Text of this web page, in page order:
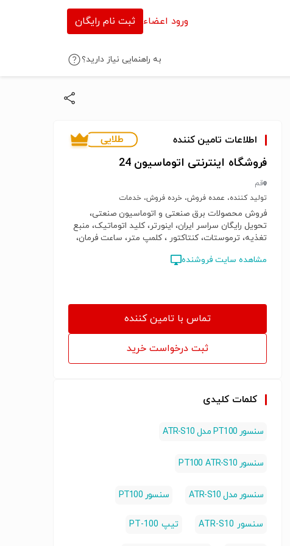
ورود اعضاء ثبت نام رایگان
به راهنمایی نیاز دارید؟
اطلاعات تامین کننده
فروشگاه اینترنتی اتوماسیون 24
قم
تولید کننده، عمده فروش، خرده فروش، خدمات
فروش محصولات برق صنعتی و اتوماسیون صنعتی،
تحویل رایگان سراسر ایران، اینورتر، کلید اتوماتیک، منبع
تغذیه، ترموستات، کنتاکتور ، کلمپ متر، ساعت فرمان،
مشاهده سایت فروشنده
تماس با تامین کننده
ثبت درخواست خرید
کلمات کلیدی
سنسور PT100 مدل ATR-S10
سنسور PT100 ATR-S10
سنسور مدل ATR-S10 سنسور PT100
سنسور ATR-S10 تیپ PT-100